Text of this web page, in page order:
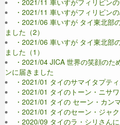
・2021/11 車いすがフィリピン
・2021/11 車いすがフィリピン
・2021/06 車いすが タイ東北部
ました（2）
・2021/06 車いすが タイ東北部
ました（1）
・2021/04 JICA 世界の笑顔の
ンに届きました
・2021/01 タイのサマイタプテ
・2021/01 タイのトーン・ニサ
・2021/01 タイの セーン・カン
・2021/01 タイのセーン・ジャ
・2020/09 タイのラ・シリさん